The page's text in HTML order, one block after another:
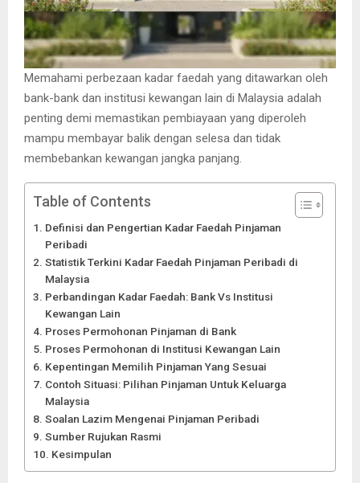
Memahami perbezaan kadar faedah yang ditawarkan oleh
bank-bank dan institusi kewangan lain di Malaysia adalah
penting demi memastikan pembiayaan yang diperoleh
mampu membayar balik dengan selesa dan tidak
membebankan kewangan jangka panjang.
Table of Contents
Definisi dan Pengertian Kadar Faedah Pinjaman
Peribadi
Statistik Terkini Kadar Faedah Pinjaman Peribadi di
Malaysia
Perbandingan Kadar Faedah: Bank Vs Institusi
Kewangan Lain
Proses Permohonan Pinjaman di Bank
Proses Permohonan di Institusi Kewangan Lain
Kepentingan Memilih Pinjaman Yang Sesuai
Contoh Situasi: Pilihan Pinjaman Untuk Keluarga
Malaysia
Soalan Lazim Mengenai Pinjaman Peribadi
Sumber Rujukan Rasmi
Kesimpulan